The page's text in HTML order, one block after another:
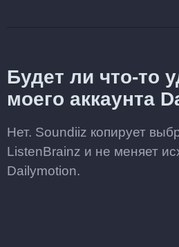
Будет ли что-то
моего аккаунта
Нет. Soundiiz копирует
ListenBrainz и не меняет
Dailymotion.